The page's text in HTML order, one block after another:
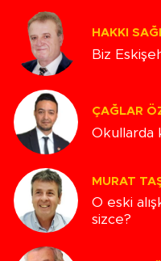
HAKKI
Biz
ÇAĞLAR
Okullarda
MURAT
O eski
sizce?